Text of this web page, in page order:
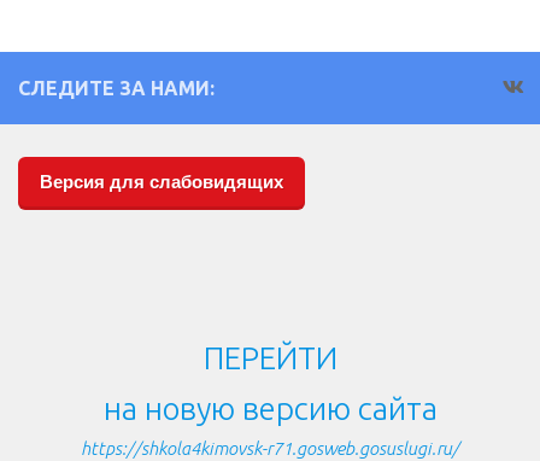
СЛЕДИТЕ ЗА НАМИ:
Версия для слабовидящих
ПЕРЕЙТИ
на новую версию сайта
https://shkola4kimovsk-r71.gosweb.gosuslugi.ru/